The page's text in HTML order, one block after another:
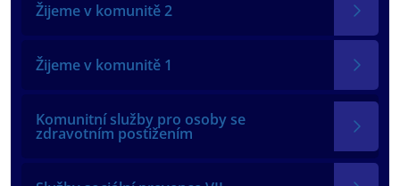
Žijeme v komunitě 2
Žijeme v komunitě 1
Komunitní služby pro osoby se
zdravotním postižením